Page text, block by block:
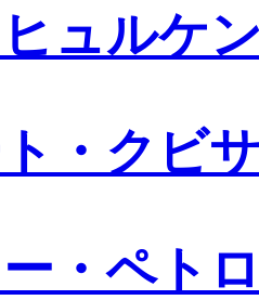
ュルケ
・クビ
・ペト